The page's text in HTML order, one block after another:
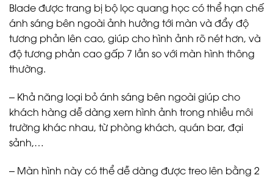
Blade được trang bị bộ lọc quang học có thể hạn chế
ánh sáng bên ngoài ảnh hưởng tới màn và đẩy độ
tương phản lên cao, giúp cho hình ảnh rõ nét hơn, và
độ tương phản cao gấp 7 lần so với màn hình thông
thường.
– Khả năng loại bỏ ánh sáng bên ngoài giúp cho
khách hàng dễ dàng xem hình ảnh trong nhiều môi
trường khác nhau, từ phòng khách, quán bar, đại
sảnh,…
– Màn hình này có thể dễ dàng được treo lên bằng 2